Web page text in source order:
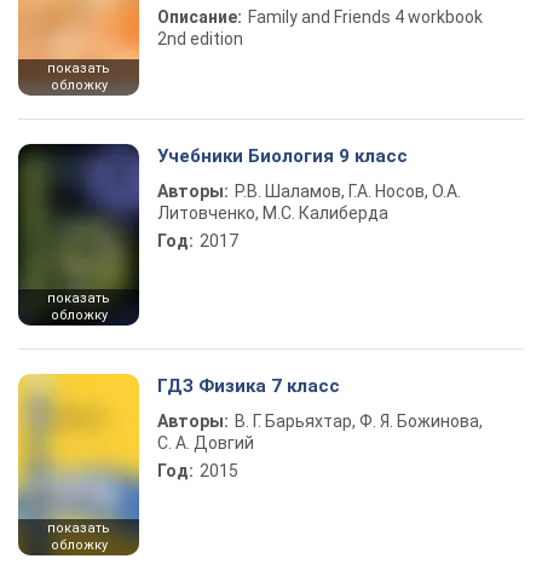
показать
обложку
Описание: Family and Friends 4 workbook
2nd edition
показать
обложку
Учебники Биология 9 класс
Авторы: Р.В. Шаламов, Г.А. Носов, О.А.
Литовченко, М.С. Калиберда
Год: 2017
показать
обложку
ГДЗ Физика 7 класс
Авторы: В. Г. Барьяхтар, Ф. Я. Божинова,
С. А. Довгий
Год: 2015